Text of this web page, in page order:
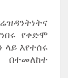
የቀድሞ
እየተሰሩ